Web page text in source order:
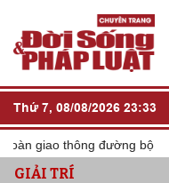
Thứ 7, 08/08/2026 23:33
thông đường bộ
GIẢI TRÍ